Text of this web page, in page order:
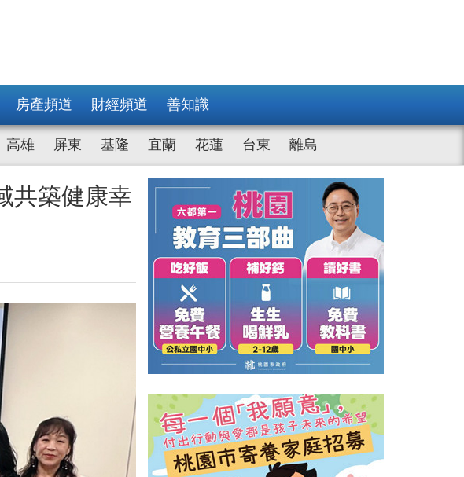
房產頻道 財經頻道 善知識
高雄 屏東 基隆 宜蘭 花蓮 台東 離島
共築健康幸